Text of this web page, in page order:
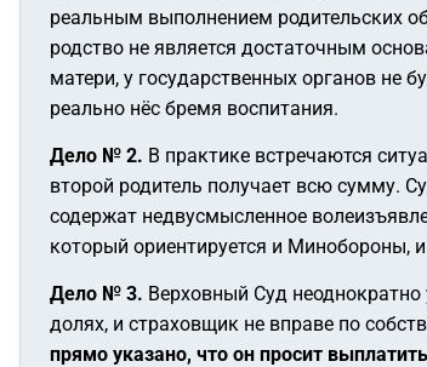
реальным выполнением родительских
родство не является достаточным
матери, у государственных органов не
реально нёс бремя воспитания.
Дело № 2. В практике встречаются
второй родитель получает всю сумму.
содержат недвусмысленное
который ориентируется и Минобороны,
Дело № 3. Верховный Суд
долях, и страховщик не вправе по
прямо указано, что он просит